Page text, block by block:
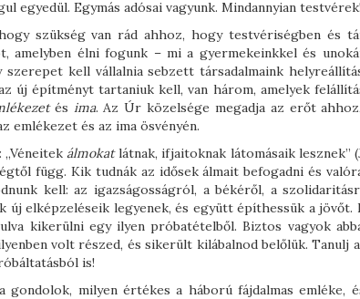
egyedül. Egymás adósai vagyunk. Mindannyian
szükség van rád ahhoz, hogy testvériségben és
amelyben élni fogunk – mi a gyermekeinkkel és
kell vállalnia sebzett társadalmaink
új építményt tartaniuk kell, van három, amelyek
és ima. Az Úr közelsége megadja az erőt
emlékezet és az ima ösvényén.
„Véneitekálmokatlátnak, ifjaitoknak látomásaik lesznek”
függ. Kik tudnák az idősek álmait befogadni és
kell: az igazságosságról, a békéről, a
új elképzeléseik legyenek, és együtt építhessük a jövőt.
kikerülni egy ilyen próbatételből. Biztos vagyok
volt részed, és sikerült kilábalnod belőlük. Tanulj
is!
gondolok, milyen értékes a háború fájdalmas emléke,